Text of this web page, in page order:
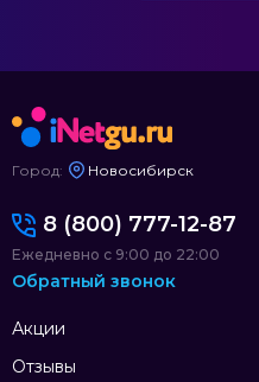
Город: Новосибирск
Акции
Отзывы
8 (800) 777-12-87
Ежедневно с 9:00 до 22:00
Обратный звонок